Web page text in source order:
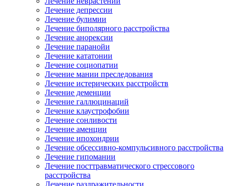
Лечение депрессии
Лечение булимии
Лечение биполярного расстройства
Лечение анорексии
Лечение паранойи
Лечение кататонии
Лечение социопатии
Лечение мании преследования
Лечение истерических расстройств
Лечение деменции
Лечение галлюцинаций
Лечение клаустрофобии
Лечение сонливости
Лечение аменции
Лечение ипохондрии
Лечение обсессивно-компульсивного расстройства
Лечение гипомании
Лечение посттравматического стрессового
расстройства
Лечение раздражительности